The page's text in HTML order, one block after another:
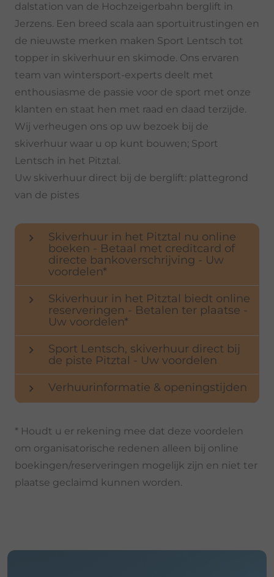
dalstation van de Hochzeigerbahn berglift in
Jerzens. Een breed scala aan sportuitrustingen en
de nieuwste merken maken Sport Lentsch tot
topper in skiverhuur en skimode. Ons ervaren
team van wintersport-experts deelt met
enthousiasme de passie voor de sport met onze
klanten en staat hen met raad en daad terzijde.
Wij verheugen ons op uw bezoek bij de
skiverhuur waar u op kunt bouwen; Sport
Lentsch in het Pitztal.
Uw skiverhuur direct bij de berglift: plattegrond
van de pistes
keyboard_arrow_right
Skiverhuur in het Pitztal nu online
boeken - Betaal met creditcard of
directe bankoverschrijving - Uw
voordelen*
keyboard_arrow_right
Skiverhuur in het Pitztal biedt online
reserveringen - Betalen ter plaatse -
Uw voordelen*
keyboard_arrow_right
Sport Lentsch, skiverhuur direct bij
de piste Pitztal - Uw voordelen
keyboard_arrow_right Verhuurinformatie & openingstijden
* Houdt u er rekening mee dat deze voordelen
om organisatorische redenen alleen bij online
boekingen/reserveringen mogelijk zijn en niet ter
plaatse geclaimd kunnen worden.